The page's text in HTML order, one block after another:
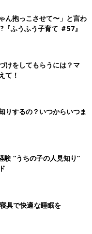
ん抱っこさせて〜」と言わ
ふうふう子育て ＃57』
けをしてもらうには？マ
て！
りするの？いつからいつま
験 “うちの子の人見知り”
具で快適な睡眠を